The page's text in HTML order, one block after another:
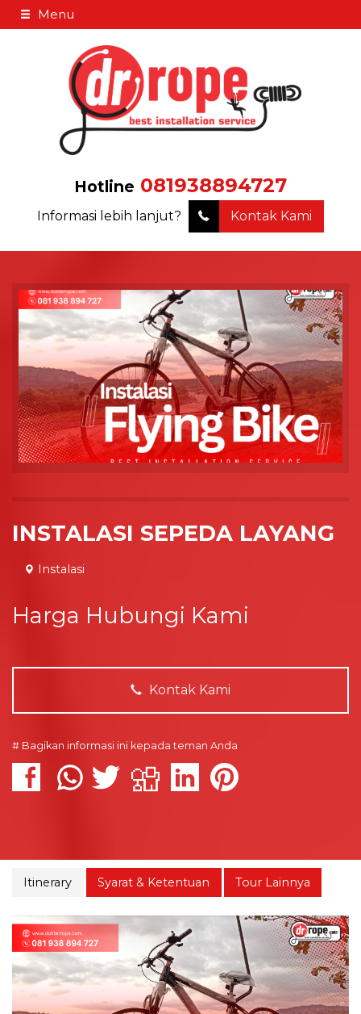
Menu
Hotline 081938894727
Informasi lebih lanjut? Kontak Kami
INSTALASI SEPEDA LAYANG
Instalasi
Harga Hubungi Kami
Kontak Kami
# Bagikan informasi ini kepada teman Anda
Itinerary Syarat & Ketentuan Tour Lainnya